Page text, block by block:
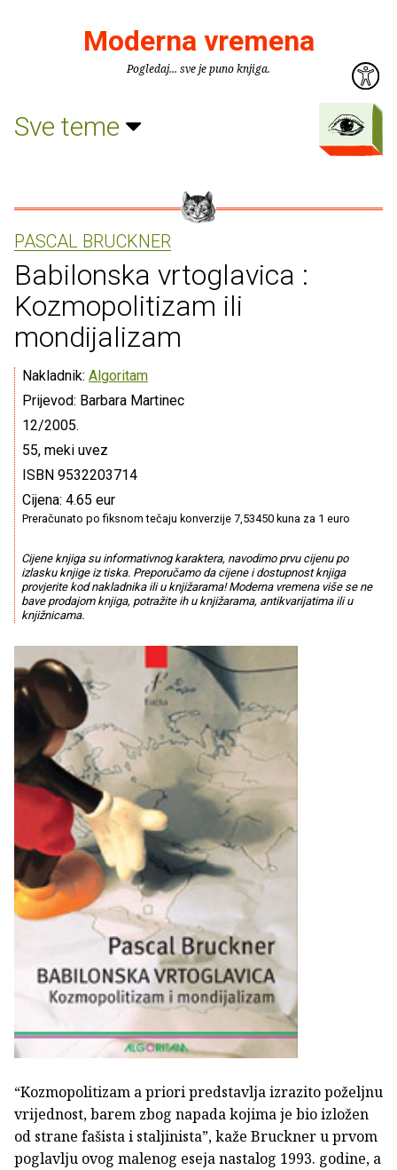
Moderna vremena
Pogledaj... sve je puno knjiga.
Sve teme
PASCAL BRUCKNER
Babilonska vrtoglavica :
Kozmopolitizam ili
mondijalizam
Nakladnik: Algoritam
Prijevod: Barbara Martinec
12/2005.
55, meki uvez
ISBN 9532203714
Cijena: 4.65 eur
Preračunato po fiksnom tečaju konverzije 7,53450 kuna za 1 euro
Cijene knjiga su informativnog karaktera, navodimo prvu cijenu po
izlasku knjige iz tiska. Preporučamo da cijene i dostupnost knjiga
provjerite kod nakladnika ili u knjižarama! Moderna vremena više se ne
bave prodajom knjiga, potražite ih u knjižarama, antikvarijatima ili u
knjižnicama.
“Kozmopolitizam a priori predstavlja izrazito poželjnu
vrijednost, barem zbog napada kojima je bio izložen
od strane fašista i staljinista”, kaže Bruckner u prvom
poglavlju ovog malenog eseja nastalog 1993. godine, a